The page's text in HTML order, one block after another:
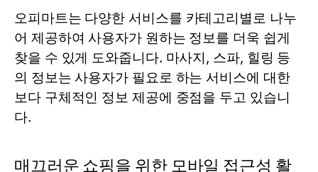
오피마트는 다양한 서비스를 카테고리별로 나누
어 제공하여 사용자가 원하는 정보를 더욱 쉽게
찾을 수 있게 도와줍니다. 마사지, 스파, 힐링 등
의 정보는 사용자가 필요로 하는 서비스에 대한
보다 구체적인 정보 제공에 중점을 두고 있습니
다.
매끄러운 쇼핑을 위한 모바일 접근성 활